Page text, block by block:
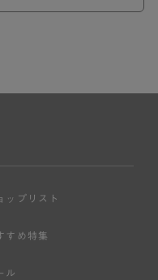
指定する方法に従って
ップリスト
すめ特集
ル